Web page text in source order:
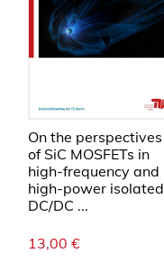
On the perspectives
of SiC MOSFETs in
high-frequency and
high-power isolated
DC/DC ...
13,00 €